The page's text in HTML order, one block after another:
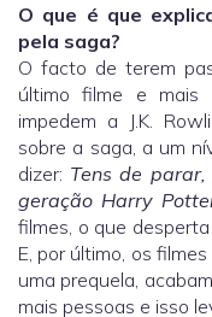
O que é que
pela saga?
O facto de terem
último filme e
impedem a J.K.
sobre a saga, a um
dizer: Tens de parar,
geração Harry
filmes, o que
E, por último, os filmes
uma prequela,
mais pessoas e isso